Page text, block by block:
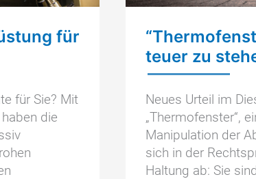
für
für Sie? Mit
die
teuer zu
Neues Urteil im
„Thermofenster“,
Manipulation der
sich in der
Haltung ab: Sie